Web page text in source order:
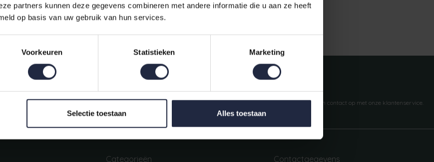
partners kunnen deze gegevens combineren met andere informatie die u aan ze heeft
op basis van uw gebruik van hun services.
Voorkeuren Statistieken Marketing
Selectie toestaan Alles toestaan
Indien op voorraad, op werkdagen vóór 16:00 uur verstuurd. Gratis verzending vanaf €50,-
Mijn account
Snel regelen in je account. Volg je bestelling, betaal facturen of
retourneer een artikel.
Vragen?
We helpen je graag. Neem contact op met onze klantenservice.
Categorieën Contactgegevens